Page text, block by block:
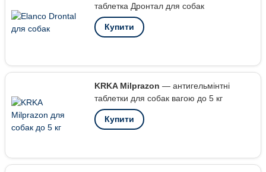
таблетка Дронтал для собак
Купити
KRKA Milprazon — антигельмінтні
таблетки для собак вагою до 5 кг
Купити